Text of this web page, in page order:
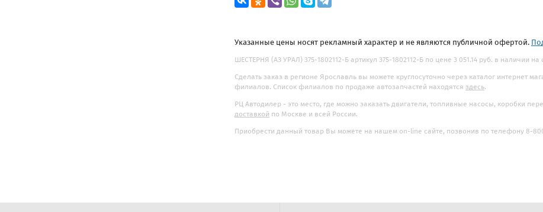
Указанные цены носят рекламный характер и не являются публичной офертой.
ШЕСТЕРНЯ (АЗ УРАЛ) 375-1802112-Б артикул 375-1802112-Б по цене 3 051.14 руб. в наличии на
Сделать заказ в регионе Ярославль вы можете круглосуточно через каталог интернет
филиалов. Список филиалов по продаже автозапчастей находятся здесь.
РЦ Автодилер - это место, где можно заказать двигатели, топливные насосы, коробки
доставкой по Москве и всей России.
Приобрести данный товар Вы можете на нашем on-line сайте, позвонив по телефону 8-